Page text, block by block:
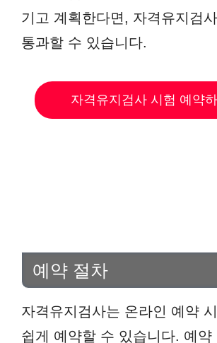
기고 계획한다면, 자격유지검
통과할 수 있습니다.
자격유지검사 시험 예약
예약 절차
자격유지검사는 온라인 예약
쉽게 예약할 수 있습니다. 예약